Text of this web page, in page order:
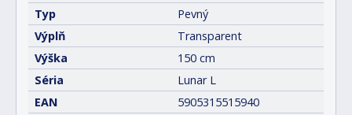
Typ
Pevný
Výplň
Transparent
Výška
150 cm
Séria
Lunar L
EAN
5905315515940